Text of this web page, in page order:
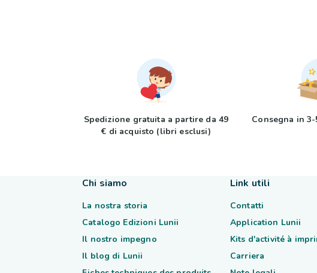
Spedizione gratuita a partire da 49
€ di acquisto (libri esclusi)
Consegna in
Chi siamo
La nostra storia
Catalogo Edizioni Lunii
Il nostro impegno
Il blog di Lunii
Link utili
Contatti
Application Lunii
Kits d'activité à
Carriera